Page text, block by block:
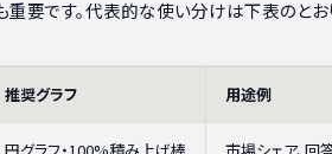
要です。代表的な使い分けは下表のとお
推奨グラフ 用途例